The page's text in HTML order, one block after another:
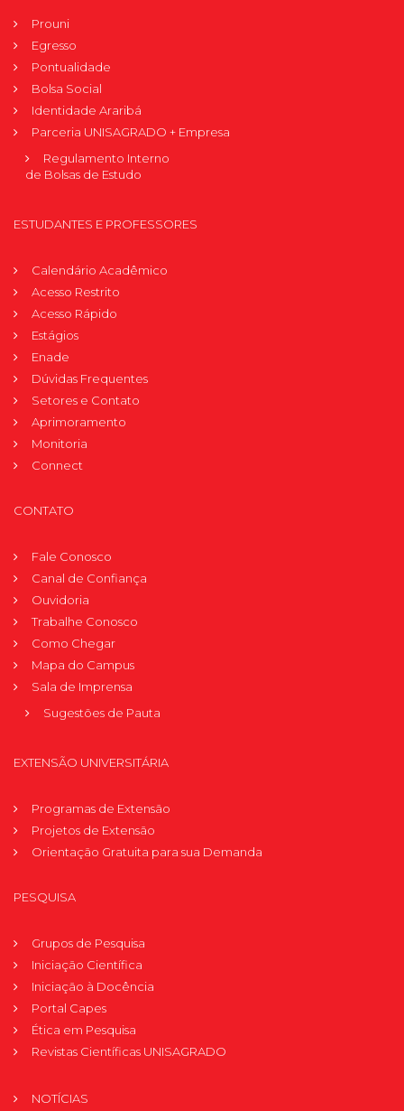
Prouni
Egresso
Pontualidade
Bolsa Social
Identidade Araribá
Parceria UNISAGRADO + Empresa
Regulamento Interno
de Bolsas de Estudo
ESTUDANTES E PROFESSORES
Calendário Acadêmico
Acesso Restrito
Acesso Rápido
Estágios
Enade
Dúvidas Frequentes
Setores e Contato
Aprimoramento
Monitoria
Connect
CONTATO
Fale Conosco
Canal de Confiança
Ouvidoria
Trabalhe Conosco
Como Chegar
Mapa do Campus
Sala de Imprensa
Sugestões de Pauta
EXTENSÃO UNIVERSITÁRIA
Programas de Extensão
Projetos de Extensão
Orientação Gratuita para sua Demanda
PESQUISA
Grupos de Pesquisa
Iniciação Científica
Iniciação à Docência
Portal Capes
Ética em Pesquisa
Revistas Científicas UNISAGRADO
NOTÍCIAS